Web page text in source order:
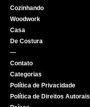
Cozinhando
Woodwork
Casa
De Costura
—
Contato
Categorias
Política de Privacidade
Política de Direitos Autorais